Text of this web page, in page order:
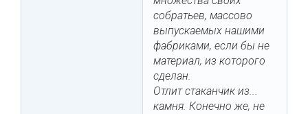
собратьев, массово
выпускаемых нашими
фабриками, если бы не
материал, из которого
сделан.
Отлит стаканчик из...
камня. Конечно же, не